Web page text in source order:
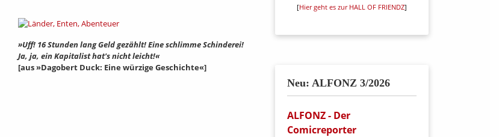
»Uff! 16 Stunden lang Geld gezählt! Eine schlimme Schinderei!
Ja, ja, ein Kapitalist hat's nicht leicht!«
[aus »Dagobert Duck: Eine würzige Geschichte«]
[Hier geht es zur HALL OF FRIENDZ]
Neu: ALFONZ 3/2026
ALFONZ - Der
Comicreporter